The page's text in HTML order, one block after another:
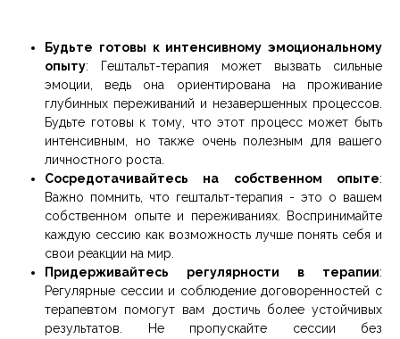
Будьте готовы к интенсивному эмоциональному
опыту: Гештальт-терапия может вызвать сильные
эмоции, ведь она ориентирована на проживание
глубинных переживаний и незавершенных процессов.
Будьте готовы к тому, что этот процесс может быть
интенсивным, но также очень полезным для вашего
личностного роста.
Сосредотачивайтесь на собственном опыте:
Важно помнить, что гештальт-терапия - это о вашем
собственном опыте и переживаниях. Воспринимайте
каждую сессию как возможность лучше понять себя и
свои реакции на мир.
Придерживайтесь регулярности в терапии:
Регулярные сессии и соблюдение договоренностей с
терапевтом помогут вам достичь более устойчивых
результатов. Не пропускайте сессии без